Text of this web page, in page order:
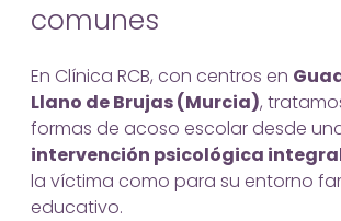
comunes
En Clínica RCB, con centros en
Llano de Brujas (Murcia),
formas de acoso escolar desde
intervención psicológica
la víctima como para su entorno
educativo.